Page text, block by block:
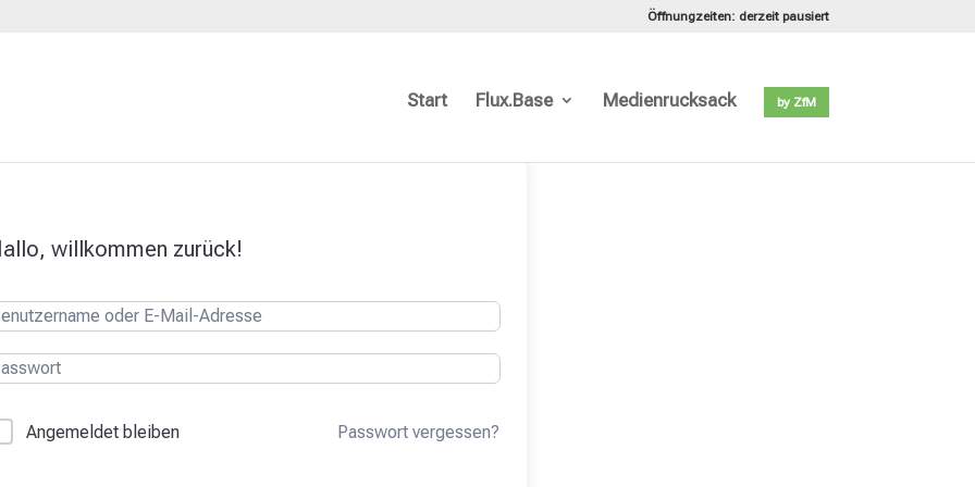
Öffnungzeiten: derzeit pausiert
Start Flux.Base Medienrucksack by ZfM
willkommen zurück!
Angemeldet bleiben Passwort vergessen?